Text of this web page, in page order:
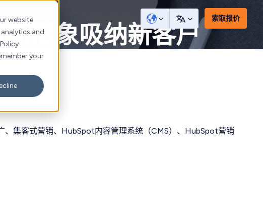
website
and
your
索取报价
形象吸纳新客户
、集客式营销、HubSpot内容管理系统（CMS）、HubSpot营销